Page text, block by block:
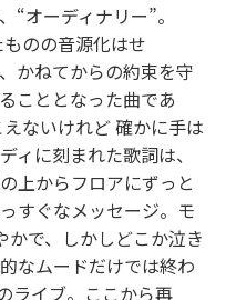
“オーディナリー”。
のの音源化はせ
かねてからの約束を守
こととなった曲であ
ないけれど 確かに手は
ィに刻まれた歌詞は、
上からフロアにずっと
すぐなメッセージ。モ
で、しかしどこか泣き
なムードだけでは終わ
ライブ。ここから再